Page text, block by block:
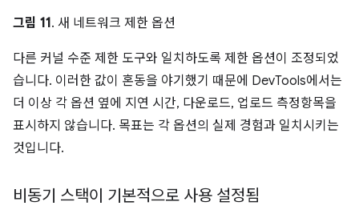
그림 11. 새 네트워크 제한 옵션
다른 커널 수준 제한 도구와 일치하도록 제한 옵션이 조정되었
습니다. 이러한 값이 혼동을 야기했기 때문에 DevTools에서는
더 이상 각 옵션 옆에 지연 시간, 다운로드, 업로드 측정항목을
표시하지 않습니다. 목표는 각 옵션의 실제 경험과 일치시키는
것입니다.
비동기 스택이 기본적으로 사용 설정됨